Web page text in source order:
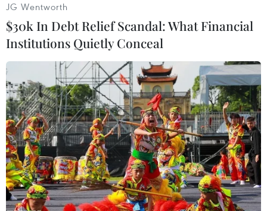
Lê Tiến Dũng
16/02/2025 14:25
Theo dõi VietnamPlus
Giữa tháng Hai cũng chính là lúc hoa anh đào
Atami nở rộ, nhuộm hồng khắp khu vực dọc ven
sông Ito, trung tâm thành phố biển Atami của Nhật
Bản.
JG Wentworth
$30k In Debt Relief Scandal: What Financial
Institutions Quietly Conceal